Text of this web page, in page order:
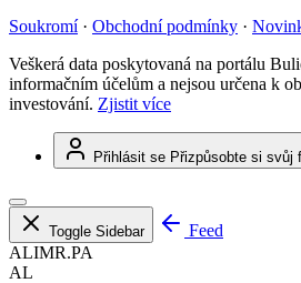
Soukromí · Obchodní podmínky ·
Veškerá data poskytovaná na portálu
informačním účelům a nejsou určena k
investování. Zjistit více
Přihlásit se Přizpůsobte si svůj
Toggle Sidebar
Feed
ALIMR.PA
AL